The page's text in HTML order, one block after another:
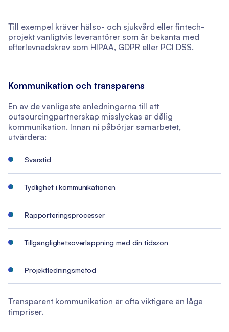
Till exempel kräver hälso- och sjukvård eller fintech-
projekt vanligtvis leverantörer som är bekanta med
efterlevnadskrav som HIPAA, GDPR eller PCI DSS.
Kommunikation och transparens
En av de vanligaste anledningarna till att
outsourcingpartnerskap misslyckas är dålig
kommunikation. Innan ni påbörjar samarbetet,
utvärdera:
Svarstid
Tydlighet i kommunikationen
Rapporteringsprocesser
Tillgänglighetsöverlappning med din tidszon
Projektledningsmetod
Transparent kommunikation är ofta viktigare än låga
timpriser.